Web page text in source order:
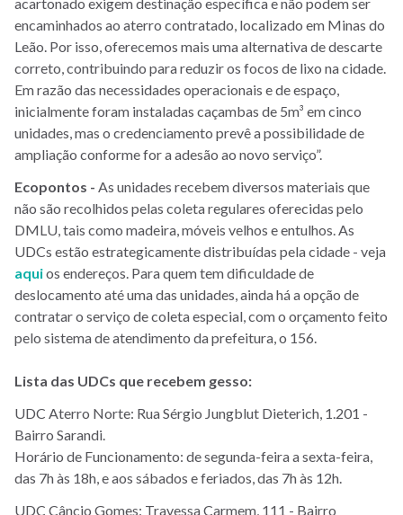
encaminhados ao aterro contratado, localizado em Minas do
Leão. Por isso, oferecemos mais uma alternativa de descarte
correto, contribuindo para reduzir os focos de lixo na cidade.
Em razão das necessidades operacionais e de espaço,
inicialmente foram instaladas caçambas de 5m³ em cinco
unidades, mas o credenciamento prevê a possibilidade de
ampliação conforme for a adesão ao novo serviço”.
Ecopontos - As unidades recebem diversos materiais que
não são recolhidos pelas coleta regulares oferecidas pelo
DMLU, tais como madeira, móveis velhos e entulhos. As
UDCs estão estrategicamente distribuídas pela cidade - veja
aquios endereços. Para quem tem dificuldade de
deslocamento até uma das unidades, ainda há a opção de
contratar o serviço de coleta especial, com o orçamento feito
pelo sistema de atendimento da prefeitura, o 156.
Lista das UDCs que recebem gesso:
UDC Aterro Norte: Rua Sérgio Jungblut Dieterich, 1.201 -
Bairro Sarandi.
Horário de Funcionamento: de segunda-feira a sexta-feira,
das 7h às 18h, e aos sábados e feriados, das 7h às 12h.
UDC Câncio Gomes: Travessa Carmem, 111 - Bairro